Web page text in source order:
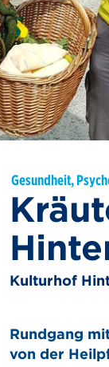
Gesundheit,
Kulturhof
Rundgang
von der